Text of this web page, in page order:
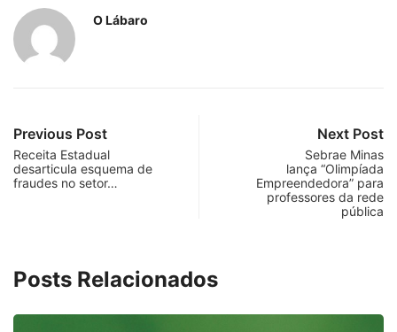
O Lábaro
Previous Post
Receita Estadual
desarticula esquema de
fraudes no setor…
Next Post
Sebrae Minas
lança “Olimpíada
Empreendedora” para
professores da rede
pública
Posts Relacionados